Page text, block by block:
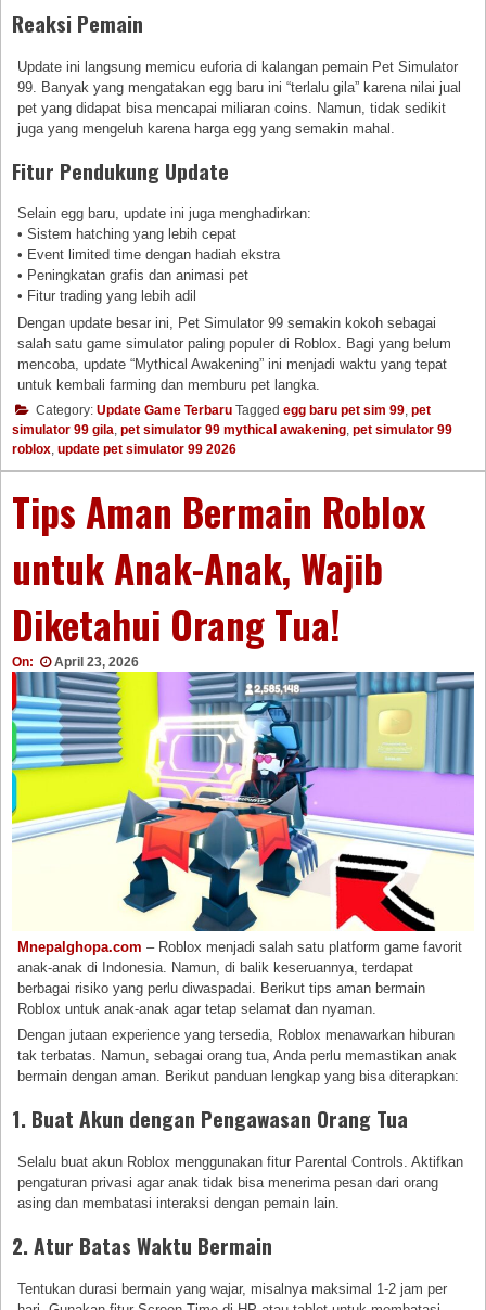
Reaksi Pemain
Update ini langsung memicu euforia di kalangan pemain Pet Simulator
99. Banyak yang mengatakan egg baru ini “terlalu gila” karena nilai jual
pet yang didapat bisa mencapai miliaran coins. Namun, tidak sedikit
juga yang mengeluh karena harga egg yang semakin mahal.
Fitur Pendukung Update
Selain egg baru, update ini juga menghadirkan:
• Sistem hatching yang lebih cepat
• Event limited time dengan hadiah ekstra
• Peningkatan grafis dan animasi pet
• Fitur trading yang lebih adil
Dengan update besar ini, Pet Simulator 99 semakin kokoh sebagai
salah satu game simulator paling populer di Roblox. Bagi yang belum
mencoba, update “Mythical Awakening” ini menjadi waktu yang tepat
untuk kembali farming dan memburu pet langka.
Category: Update Game Terbaru Tagged egg baru pet sim 99 pet
simulator 99 gila pet simulator 99 mythical awakening pet simulator 99
roblox update pet simulator 99 2026
Tips Aman Bermain Roblox
untuk Anak-Anak, Wajib
Diketahui Orang Tua!
On: April 23, 2026
Mnepalghopa.com – Roblox menjadi salah satu platform game favorit
anak-anak di Indonesia. Namun, di balik keseruannya, terdapat
berbagai risiko yang perlu diwaspadai. Berikut tips aman bermain
Roblox untuk anak-anak agar tetap selamat dan nyaman.
Dengan jutaan experience yang tersedia, Roblox menawarkan hiburan
tak terbatas. Namun, sebagai orang tua, Anda perlu memastikan anak
bermain dengan aman. Berikut panduan lengkap yang bisa diterapkan:
1. Buat Akun dengan Pengawasan Orang Tua
Selalu buat akun Roblox menggunakan fitur Parental Controls. Aktifkan
pengaturan privasi agar anak tidak bisa menerima pesan dari orang
asing dan membatasi interaksi dengan pemain lain.
2. Atur Batas Waktu Bermain
Tentukan durasi bermain yang wajar, misalnya maksimal 1-2 jam per